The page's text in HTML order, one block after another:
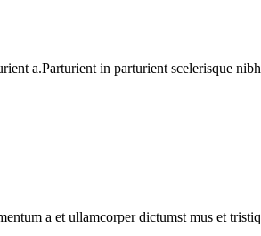
a.Parturient in parturient scelerisque
a et ullamcorper dictumst mus et